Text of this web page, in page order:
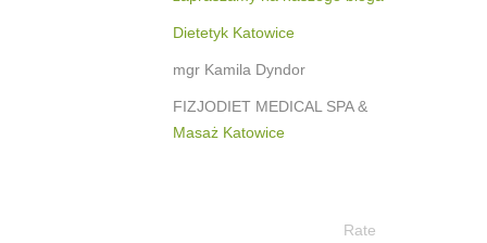
Dietetyk Katowice
mgr Kamila Dyndor
FIZJODIET MEDICAL SPA &
Masaż Katowice
Rate